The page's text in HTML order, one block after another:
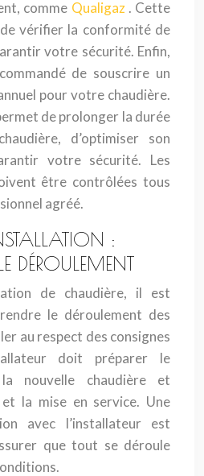
comme Qualigaz . Cette
vérifier la conformité de
votre sécurité. Enfin,
de souscrire un
pour votre chaudière.
de prolonger la durée
d’optimiser son
votre sécurité. Les
être contrôlées tous
agréé.
:
DÉROULEMENT
de chaudière, il est
le déroulement des
au respect des consignes
doit préparer le
nouvelle chaudière et
la mise en service. Une
avec l’installateur est
que tout se déroule